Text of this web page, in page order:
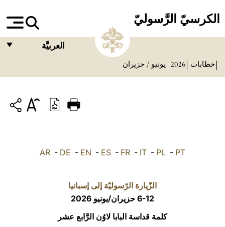
الكرسيّ الرَّسوليّ
العربيَّة
ITALIANO
中文
خطابات 2026 يونيو / حزيران
AR - DE - EN - ES - FR - IT - PL - PT
الزّيارة الرّسوليّة إلى إسبانيا
6-12 حزيران/يونيو 2026
كلمة قداسة البابا لاوُن الرَّابع عشر